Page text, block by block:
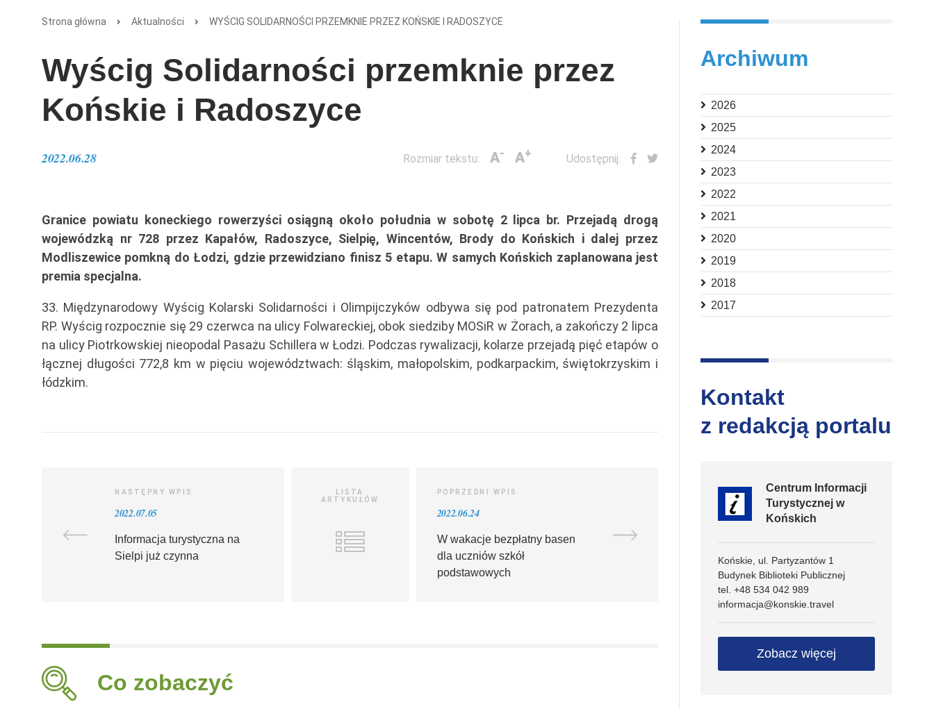
Strona główna Aktualności WYŚCIG SOLIDARNOŚCI PRZEMKNIE PRZEZ KOŃSKIE I RADOSZYCE
Wyścig Solidarności przemknie przez
Końskie i Radoszyce
2022.06.28 Rozmiar tekstu: A- A+ Udostępnij:
Granice powiatu koneckiego rowerzyści osiągną około południa w sobotę 2 lipca br. Przejadą drogą
wojewódzką nr 728 przez Kapałów, Radoszyce, Sielpię, Wincentów, Brody do Końskich i dalej przez
Modliszewice pomkną do Łodzi, gdzie przewidziano finisz 5 etapu. W samych Końskich zaplanowana jest
premia specjalna.
33. Międzynarodowy Wyścig Kolarski Solidarności i Olimpijczyków odbywa się pod patronatem Prezydenta
RP. Wyścig rozpocznie się 29 czerwca na ulicy Folwareckiej, obok siedziby MOSiR w Żorach, a zakończy 2 lipca
na ulicy Piotrkowskiej nieopodal Pasażu Schillera w Łodzi. Podczas rywalizacji, kolarze przejadą pięć etapów o
łącznej długości 772,8 km w pięciu województwach: śląskim, małopolskim, podkarpackim, świętokrzyskim i
łódzkim.
NASTĘPNY WPIS
2022.07.05
Informacja turystyczna na
Sielpi już czynna
LISTA
ARTYKUŁÓW
POPRZEDNI WPIS
2022.06.24
W wakacje bezpłatny basen
dla uczniów szkół
podstawowych
Co zobaczyć
Archiwum
2026
2025
2024
2023
2022
2021
2020
2019
2018
2017
Kontakt
z redakcją portalu
Centrum Informacji
Turystycznej w
Końskich
Końskie, ul. Partyzantów 1
Budynek Biblioteki Publicznej
tel. +48 534 042 989
informacja@konskie.travel
Zobacz więcej